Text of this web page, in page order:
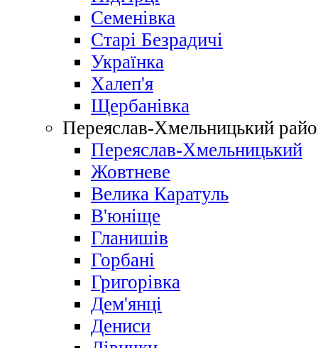
Семенівка
Старі Безрадичі
Українка
Халеп'я
Щербанівка
Переяслав-Хмельницький
Переяслав-Хмельницький
Жовтневе
Велика Каратуль
В'юніще
Гланишів
Горбані
Григорівка
Дем'янці
Дениси